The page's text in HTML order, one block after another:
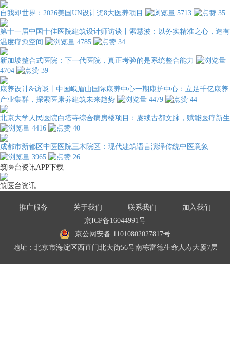
自我即世界：2026美国UN设计奖8大医养项目 5713 35
第十一届中国十佳医院建筑设计师访谈丨索慧波：以务实精准之心，造有
温度疗愈空间
4785 34
新加坡整合式医院：下一代医院，真正考验的是系统整合能力
4704
39
康养设计&访谈丨中国峨眉山国际康养中心一期康护中心：立足千亿康养
产业集群，探索医康养建筑未来趋势
4479 44
北京大学人民医院白塔寺综合病房楼项目：赓续古都文脉，赋能医疗新生
4416
40
成都市新都区中医医院三木院区：现代建筑语言演绎传统中医意象
3965
26
筑医台资讯APP下载
筑医台资讯
推广服务 关于我们 联系我们
加入我们
京ICP备16044991号
京公网安备 11010802027817号
地址：北京市海淀区西直门北大街56号南栋富德生命人寿大厦7层